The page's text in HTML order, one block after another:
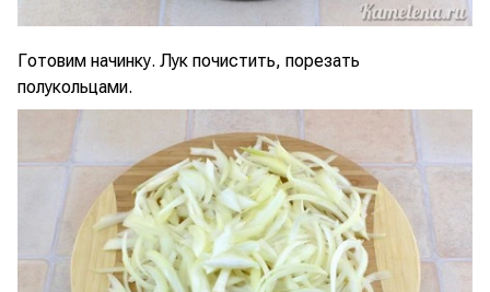
Готовим начинку. Лук почистить, порезать
полукольцами.